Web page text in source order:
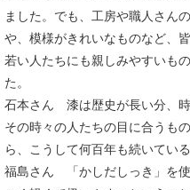
ました。でも、工房や職人さん
や、模様がきれいなものなど、
若い人たちにも親しみやすいも
た。
石本さん 漆は歴史が長い分、時
その時々の人たちの目に合うも
ら、こうして何百年も続いてい
福島さん 「かしだしっき」を